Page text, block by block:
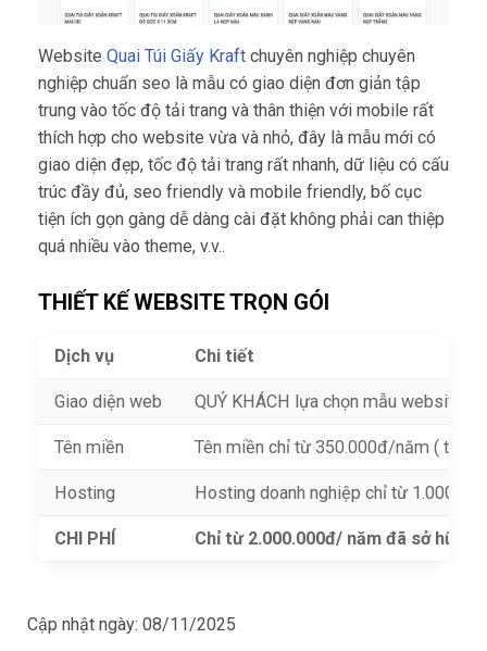
Website Quai Túi Giấy Kraft chuyên nghiệp chuyên
nghiệp chuẩn seo là mẫu có giao diện đơn giản tập
trung vào tốc độ tải trang và thân thiện với mobile rất
thích hợp cho website vừa và nhỏ, đây là mẫu mới có
giao diện đẹp, tốc độ tải trang rất nhanh, dữ liệu có cấu
trúc đầy đủ, seo friendly và mobile friendly, bố cục
tiện ích gọn gàng dễ dàng cài đặt không phải can thiệp
quá nhiều vào theme, v.v..
THIẾT KẾ WEBSITE TRỌN GÓI
Dịch vụ Chi tiết
Giao diện web QUÝ KHÁCH lựa chọn mẫu website
Tên miền Tên miền chỉ từ 350.000đ/năm ( tên
Hosting Hosting doanh nghiệp chỉ từ
CHI PHÍ Chỉ từ 2.000.000đ/ năm đã sở hữu
Cập nhật ngày: 08/11/2025